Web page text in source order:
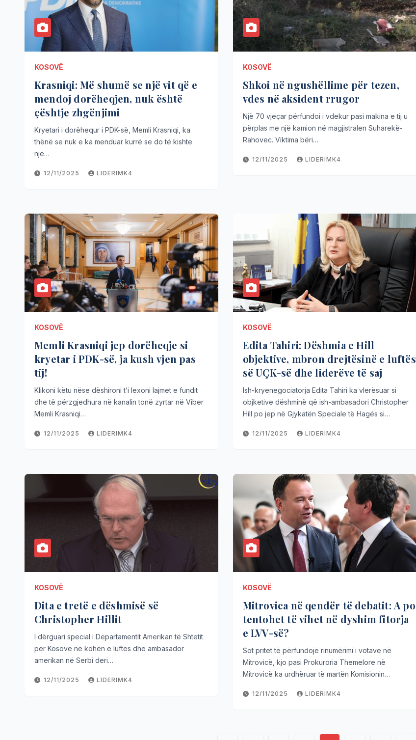
KOSOVË
Krasniqi: Më shumë se një vit që e
mendoj dorëheqjen, nuk është
çështje zhgënjimi
Kryetari i dorëhequr i PDK-së, Memli Krasniqi, ka
thënë se nuk e ka menduar kurrë se do të kishte
një…
12/11/2025 LIDERIMK4
KOSOVË
Shkoi në ngushëllime për tezen,
vdes në aksident rrugor
Një 70 vjeçar përfundoi i vdekur pasi makina e tij u
përplas me një kamion në magjistralen Suharekë-
Rahovec. Viktima bëri…
12/11/2025 LIDERIMK4
KOSOVË
Memli Krasniqi jep dorëheqje si
kryetar i PDK-së, ja kush vjen pas
tij!
Klikoni këtu nëse dëshironi t’i lexoni lajmet e fundit
dhe të përzgjedhura në kanalin tonë zyrtar në Viber
Memli Krasniqi…
12/11/2025 LIDERIMK4
KOSOVË
Edita Tahiri: Dëshmia e Hill
objektive, mbron drejtësinë e luftës
së UÇK-së dhe liderëve të saj
Ish-kryenegociatorja Edita Tahiri ka vlerësuar si
objketive dëshminë që ish-ambasadori Christopher
Hill po jep në Gjykatën Speciale të Hagës si…
12/11/2025 LIDERIMK4
KOSOVË
Dita e tretë e dëshmisë së
Christopher Hillit
I dërguari special i Departamentit Amerikan të Shtetit
për Kosovë në kohën e luftës dhe ambasador
amerikan në Serbi deri…
12/11/2025 LIDERIMK4
KOSOVË
Mitrovica në qendër të debatit: A po
tentohet të vihet në dyshim fitorja
e LVV-së?
Sot pritet të përfundojë rinumërimi i votave në
Mitrovicë, kjo pasi Prokuroria Themelore në
Mitrovicë ka urdhëruar të martën Komisionin…
12/11/2025 LIDERIMK4